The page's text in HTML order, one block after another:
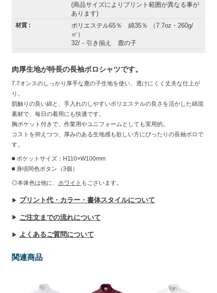
(商品サイズによりプリント範囲が異なる事が
あります)
材質
ポリエステル65％ 綿35％ （7.7oz・260g/
㎡）
32/－引き揃え 鹿の子
肉厚生地が特長の長袖ポロシャツです。
7.7オンスのしっかり厚手な鹿の子生地を使い、透けにくく丈夫な仕上が
り。
肌触りの良い綿と、手入れのしやすいポリエステルの良さを活かした綿混
素材で、毎日の着用にも快適です。
胸ポケット付きで、作業用やユニフォームとしても実用的。
コストを抑えつつ、厚みのある生地感も欲しい方にぴったりの長袖ポロで
す。
■ ポケットサイズ：H110×W100mm
■ 身頃同色ボタン（3個）
◎本体色は他に、 ホワイト もございます。
プリント代・カラー・書体スタイルについて
ご注文までの流れについて
よくあるご質問について
関連商品